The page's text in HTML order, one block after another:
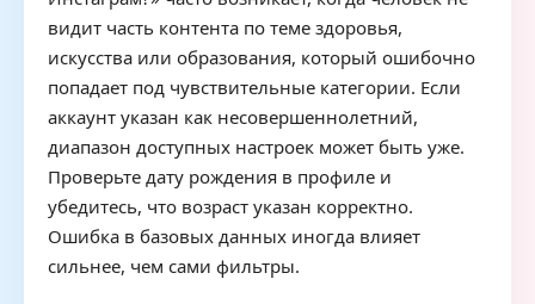
видит часть контента по теме здоровья,
искусства или образования, который ошибочно
попадает под чувствительные категории. Если
аккаунт указан как несовершеннолетний,
диапазон доступных настроек может быть уже.
Проверьте дату рождения в профиле и
убедитесь, что возраст указан корректно.
Ошибка в базовых данных иногда влияет
сильнее, чем сами фильтры.